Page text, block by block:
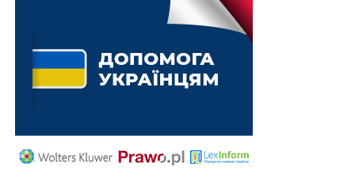
цифровізують, реєстри об’єднають
План управління ризиками затоплення
розроблятимуть на 6 років
Ратифіковано Американсько-Українську угоду
про відбудову